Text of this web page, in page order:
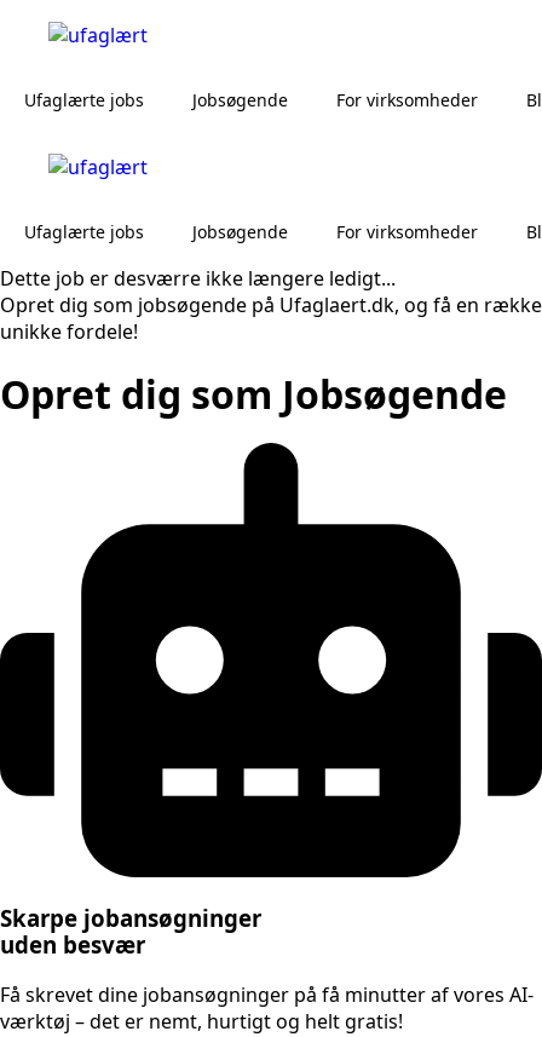
Ufaglærte jobs Jobsøgende For virksomheder
Ufaglærte jobs Jobsøgende For virksomheder
Dette job er desværre ikke længere ledigt...
Opret dig som jobsøgende på Ufaglaert.dk, og få en række
unikke fordele!
Opret dig som Jobsøgende
Skarpe jobansøgninger
uden besvær
Få skrevet dine jobansøgninger på få minutter af vores AI-
værktøj – det er nemt, hurtigt og helt gratis!